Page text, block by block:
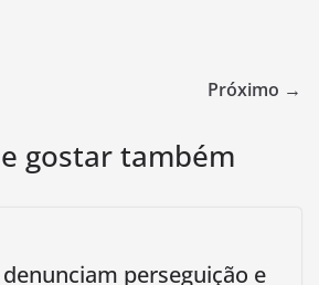
Próximo →
gostar também
perseguição e